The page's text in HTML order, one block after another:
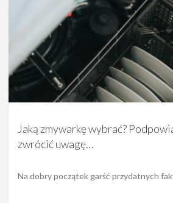
Jaką zmywarkę wybrać?
zwrócić uwagę…
Na dobry początek garść przydatnych